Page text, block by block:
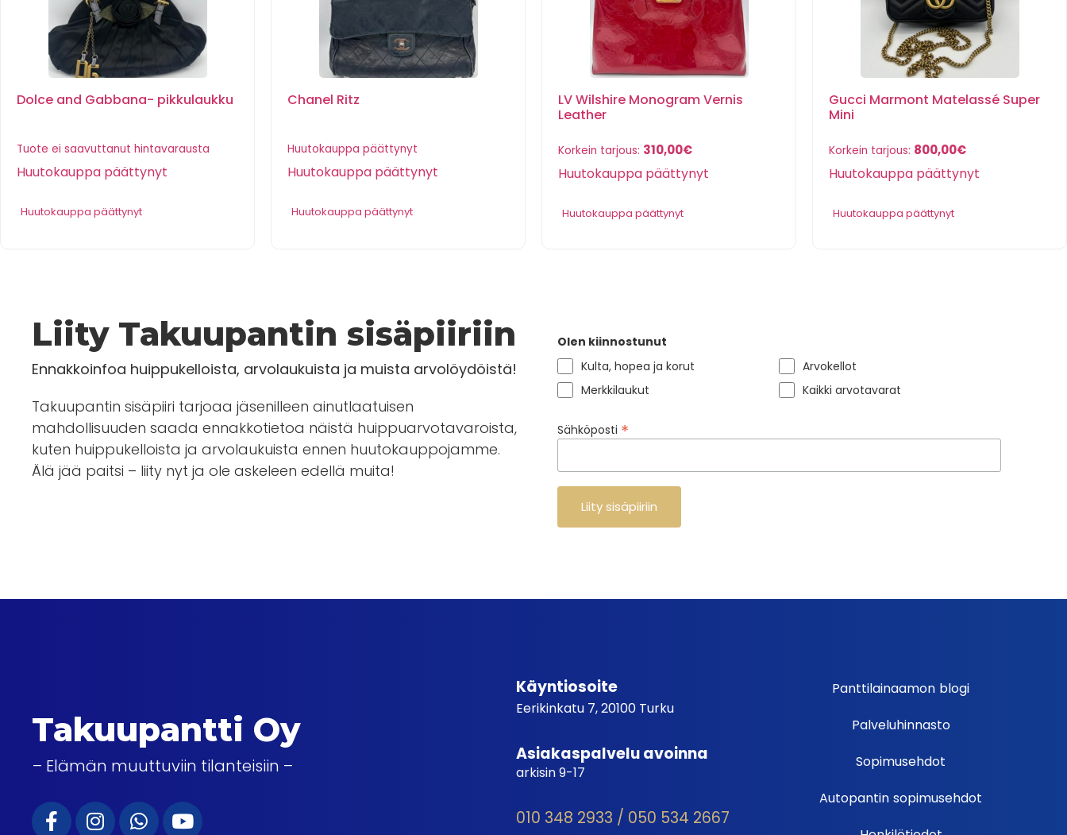
Dolce and Gabbana- pikkulaukku
Tuote ei saavuttanut hintavarausta
Huutokauppa päättynyt
Huutokauppa päättynyt
Chanel Ritz
Huutokauppa päättynyt
Huutokauppa päättynyt
Huutokauppa päättynyt
LV Wilshire Monogram Vernis
Leather
Korkein tarjous: 310,00€
Huutokauppa päättynyt
Huutokauppa päättynyt
Gucci Marmont Matelassé Super
Mini
Korkein tarjous: 800,00€
Huutokauppa päättynyt
Huutokauppa päättynyt
Liity Takuupantin sisäpiiriin
Ennakkoinfoa huippukelloista, arvolaukuista ja muista arvolöydöistä!
Takuupantin sisäpiiri tarjoaa jäsenilleen ainutlaatuisen
mahdollisuuden saada ennakkotietoa näistä huippuarvotavaroista,
kuten huippukelloista ja arvolaukuista ennen huutokauppojamme.
Älä jää paitsi – liity nyt ja ole askeleen edellä muita!
Olen kiinnostunut
Kulta, hopea ja korut
Arvokellot
Merkkilaukut
Kaikki arvotavarat
Sähköposti *
Takuupantti Oy
– Elämän muuttuviin tilanteisiin –
Käyntiosoite
Eerikinkatu 7, 20100 Turku
Asiakaspalvelu avoinna
arkisin 9-17
010 348 2933 / 050 534 2667
Panttilainaamon blogi
Palveluhinnasto
Sopimusehdot
Autopantin sopimusehdot